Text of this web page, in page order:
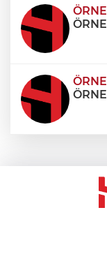
condimentum